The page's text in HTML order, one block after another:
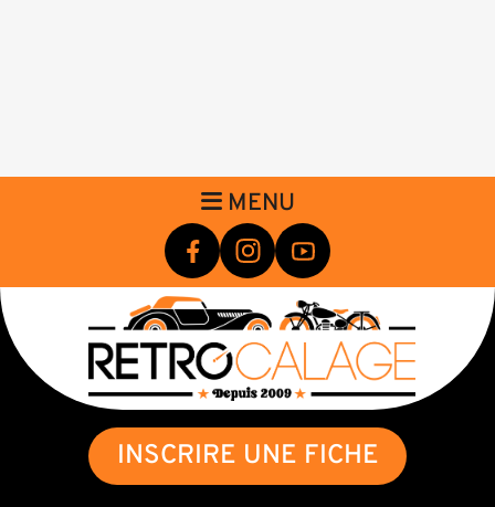
MENU
INSCRIRE UNE FICHE